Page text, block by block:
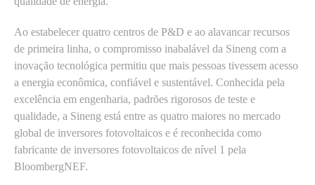
Ao estabelecer quatro centros de P&D e ao alavancar recursos
de primeira linha, o compromisso inabalável da Sineng com a
inovação tecnológica permitiu que mais pessoas tivessem acesso
a energia econômica, confiável e sustentável. Conhecida pela
excelência em engenharia, padrões rigorosos de teste e
qualidade, a Sineng está entre as quatro maiores no mercado
global de inversores fotovoltaicos e é reconhecida como
fabricante de inversores fotovoltaicos de nível 1 pela
BloombergNEF.